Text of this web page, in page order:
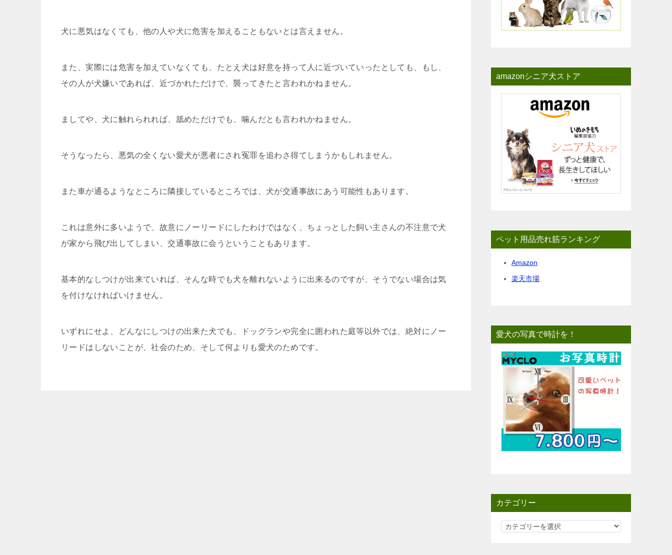
犬に悪気はなくても、他の人や犬に危害を加えることもないとは言えません。
また、実際には危害を加えていなくても、たとえ犬は好意を持って人に近づいていったとしても、もし、
その人が犬嫌いであれば、近づかれただけで、襲ってきたと言われかねません。
ましてや、犬に触れられれば、舐めただけでも、噛んだとも言われかねません。
そうなったら、悪気の全くない愛犬が悪者にされ冤罪を追わさ得てしまうかもしれません。
また車が通るようなところに隣接しているところでは、犬が交通事故にあう可能性もあります。
これは意外に多いようで、故意にノーリードにしたわけではなく、ちょっとした飼い主さんの不注意で犬
が家から飛び出してしまい、交通事故に会うということもあります。
基本的なしつけが出来ていれば、そんな時でも犬を離れないように出来るのですが、そうでない場合は気
を付けなければいけません。
いずれにせよ、どんなにしつけの出来た犬でも、ドッグランや完全に囲われた庭等以外では、絶対にノー
リードはしないことが、社会のため、そして何よりも愛犬のためです。
amazonシニア犬ストア
ペット用品売れ筋ランキング
Amazon
楽天市場
愛犬の写真で時計を！
カテゴリー
カ